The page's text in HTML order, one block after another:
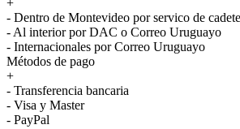
- Dentro de Montevideo por servico de
- Al interior por DAC o Correo Uruguayo
- Internacionales por Correo Uruguayo
Métodos de pago
+
- Transferencia bancaria
- Visa y Master
- PayPal